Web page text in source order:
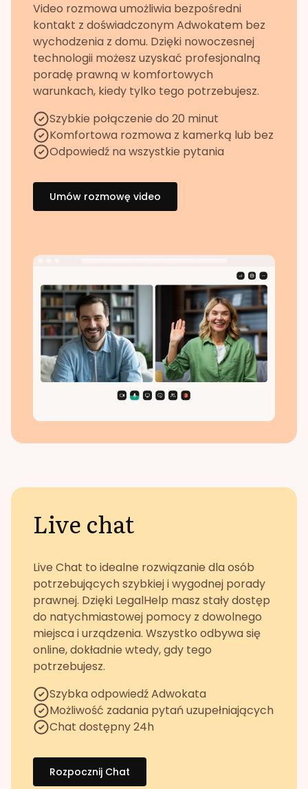
Video rozmowa umożliwia bezpośredni
kontakt z doświadczonym Adwokatem bez
wychodzenia z domu. Dzięki nowoczesnej
technologii możesz uzyskać profesjonalną
poradę prawną w komfortowych
warunkach, kiedy tylko tego potrzebujesz.
Szybkie połączenie do 20 minut
Komfortowa rozmowa z kamerką lub bez
Odpowiedź na wszystkie pytania
Umów rozmowę video
Live chat
Live Chat to idealne rozwiązanie dla osób
potrzebujących szybkiej i wygodnej porady
prawnej. Dzięki LegalHelp masz stały dostęp
do natychmiastowej pomocy z dowolnego
miejsca i urządzenia. Wszystko odbywa się
online, dokładnie wtedy, gdy tego
potrzebujesz.
Szybka odpowiedź Adwokata
Możliwość zadania pytań uzupełniających
Chat dostępny 24h
Rozpocznij Chat